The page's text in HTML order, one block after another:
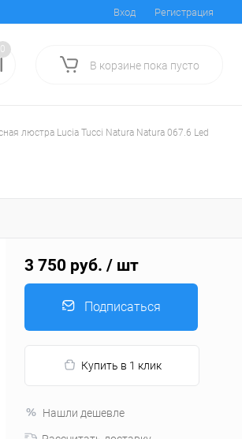
Вход Регистрация
0
В корзине пока пусто
люстра Lucia Tucci Natura Natura 067.6 Led
3 750 руб. / шт
Подписаться
Купить в 1 клик
Нашли дешевле